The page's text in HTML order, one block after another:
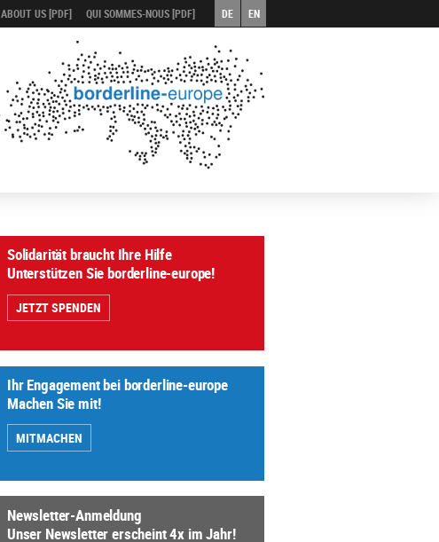
ABOUT US [PDF] QUI SOMMES-NOUS [PDF] DE EN
Solidarität braucht Ihre Hilfe
Unterstützen Sie borderline-europe!
JETZT SPENDEN
Ihr Engagement bei borderline-europe
Machen Sie mit!
MITMACHEN
Newsletter-Anmeldung
Unser Newsletter erscheint 4x im Jahr!